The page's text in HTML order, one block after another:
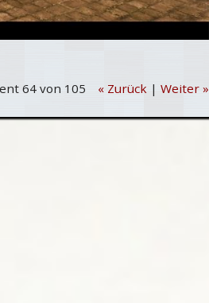
64 von 105 « Zurück |Weiter »